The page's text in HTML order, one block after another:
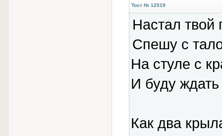
Тост № 12519
Настал твой
Спешу с
На стуле с
И буду
Как два